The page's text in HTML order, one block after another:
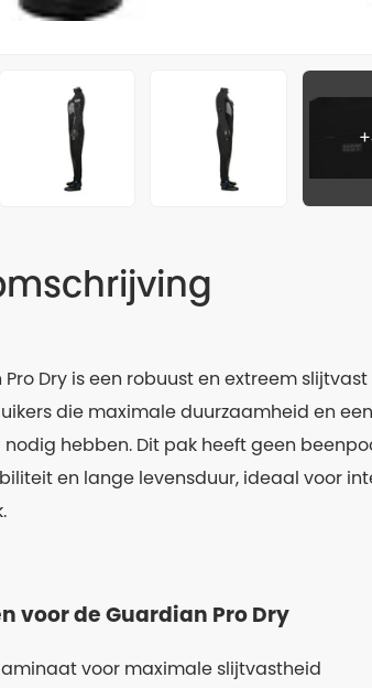
Pro Dry is een robuust en extreem
die maximale duurzaamheid en
hebben. Dit pak heeft geen
en lange levensduur, ideaal voor
voor de Guardian Pro Dry
voor maximale slijtvastheid